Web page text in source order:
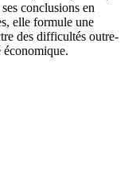
conclusions en
elle formule une
des difficultés outre-
économique.